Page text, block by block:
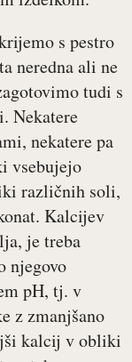
s pestro
neredna ali ne
tudi s
Nekatere
nekatere pa
vsebujejo
različnih soli,
Kalcijev
je treba
njegovo
pH, tj. v
z zmanjšano
kalcij v obliki